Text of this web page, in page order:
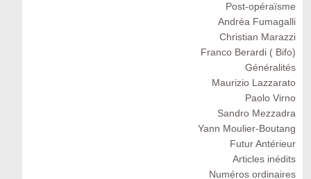
Post-opéraïsme
Andréa Fumagalli
Christian Marazzi
Franco Berardi ( Bifo)
Généralités
Maurizio Lazzarato
Paolo Virno
Sandro Mezzadra
Yann Moulier-Boutang
Futur Antérieur
Articles inédits
Numéros ordinaires